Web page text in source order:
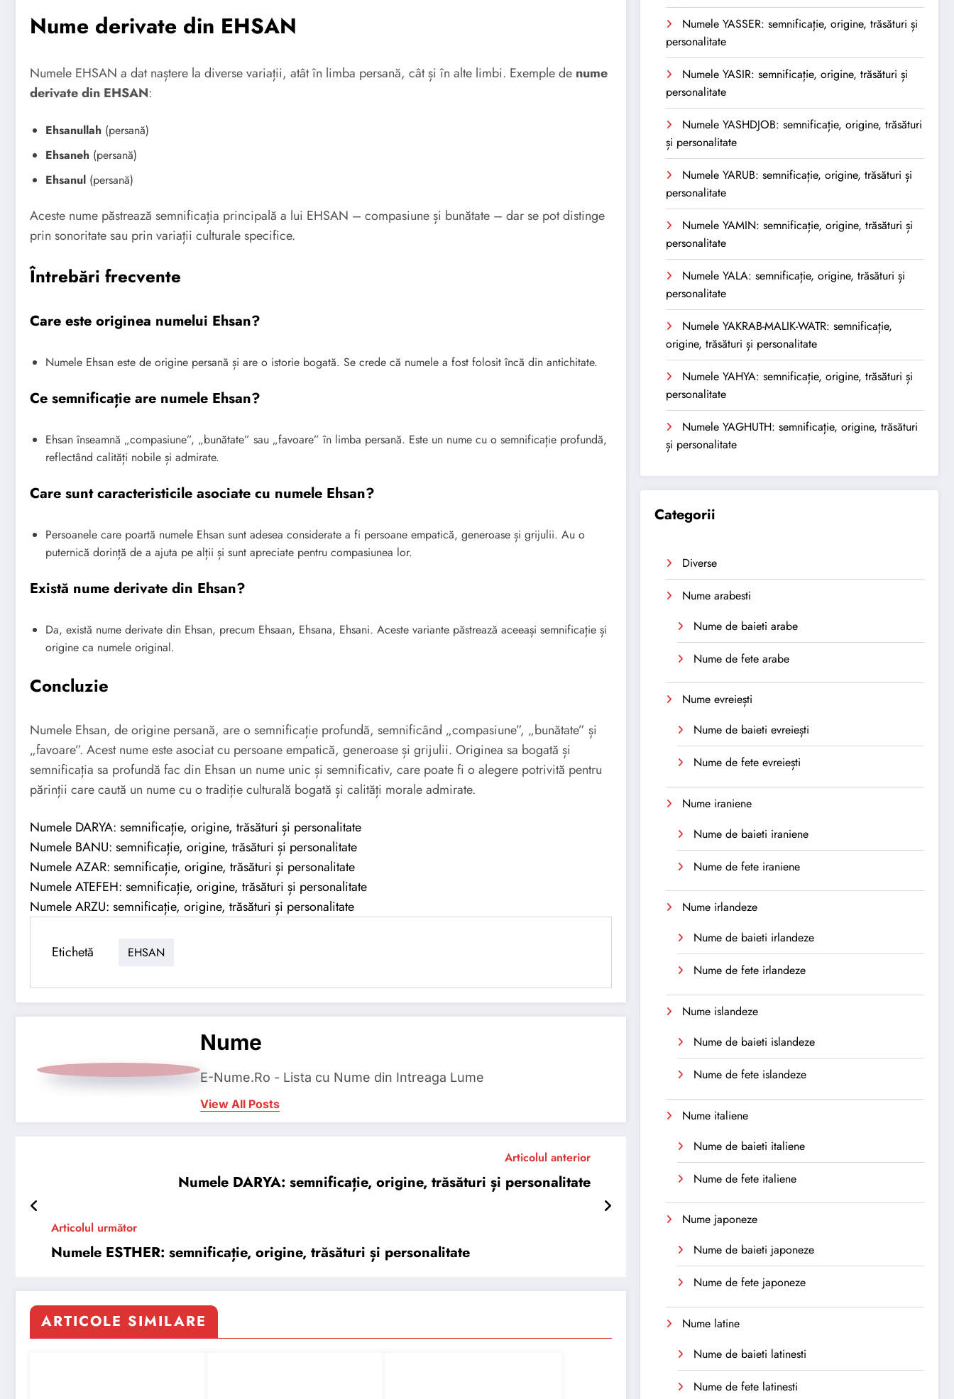
Nume derivate din EHSAN
Numele EHSAN a dat naștere la diverse variații, atât în limba persană, cât și în alte limbi. Exemple de nume
derivate din EHSAN:
Ehsanullah (persană)
Ehsaneh (persană)
Ehsanul (persană)
Aceste nume păstrează semnificația principală a lui EHSAN – compasiune și bunătate – dar se pot distinge
prin sonoritate sau prin variații culturale specifice.
Întrebări frecvente
Care este originea numelui Ehsan?
Numele Ehsan este de origine persană și are o istorie bogată. Se crede că numele a fost folosit încă din antichitate.
Ce semnificație are numele Ehsan?
Ehsan înseamnă „compasiune”, „bunătate” sau „favoare” în limba persană. Este un nume cu o semnificație profundă,
reflectând calități nobile și admirate.
Care sunt caracteristicile asociate cu numele Ehsan?
Persoanele care poartă numele Ehsan sunt adesea considerate a fi persoane empatică, generoase și grijulii. Au o
puternică dorință de a ajuta pe alții și sunt apreciate pentru compasiunea lor.
Există nume derivate din Ehsan?
Da, există nume derivate din Ehsan, precum Ehsaan, Ehsana, Ehsani. Aceste variante păstrează aceeași semnificație și
origine ca numele original.
Concluzie
Numele Ehsan, de origine persană, are o semnificație profundă, semnificând „compasiune”, „bunătate” și
„favoare”. Acest nume este asociat cu persoane empatică, generoase și grijulii. Originea sa bogată și
semnificația sa profundă fac din Ehsan un nume unic și semnificativ, care poate fi o alegere potrivită pentru
părinții care caută un nume cu o tradiție culturală bogată și calități morale admirate.
Numele DARYA: semnificație, origine, trăsături și personalitate
Numele BANU: semnificație, origine, trăsături și personalitate
Numele AZAR: semnificație, origine, trăsături și personalitate
Numele ATEFEH: semnificație, origine, trăsături și personalitate
Numele ARZU: semnificație, origine, trăsături și personalitate
Etichetă EHSAN
Nume
E-Nume.Ro - Lista cu Nume din Intreaga Lume
View All Posts
Articolul anterior
Numele DARYA: semnificație, origine, trăsături și personalitate
Articolul următor
Numele ESTHER: semnificație, origine, trăsături și personalitate
ARTICOLE SIMILARE
Numele YASSER: semnificație, origine, trăsături și
personalitate
Numele YASIR: semnificație, origine, trăsături și
personalitate
Numele YASHDJOB: semnificație, origine, trăsături
și personalitate
Numele YARUB: semnificație, origine, trăsături și
personalitate
Numele YAMIN: semnificație, origine, trăsături și
personalitate
Numele YALA: semnificație, origine, trăsături și
personalitate
Numele YAKRAB-MALIK-WATR: semnificație,
origine, trăsături și personalitate
Numele YAHYA: semnificație, origine, trăsături și
personalitate
Numele YAGHUTH: semnificație, origine, trăsături
și personalitate
Categorii
Diverse
Nume arabesti
Nume de baieti arabe
Nume de fete arabe
Nume evreiești
Nume de baieti evreiești
Nume de fete evreiești
Nume iraniene
Nume de baieti iraniene
Nume de fete iraniene
Nume irlandeze
Nume de baieti irlandeze
Nume de fete irlandeze
Nume islandeze
Nume de baieti islandeze
Nume de fete islandeze
Nume italiene
Nume de baieti italiene
Nume de fete italiene
Nume japoneze
Nume de baieti japoneze
Nume de fete japoneze
Nume latine
Nume de baieti latinesti
Nume de fete latinesti